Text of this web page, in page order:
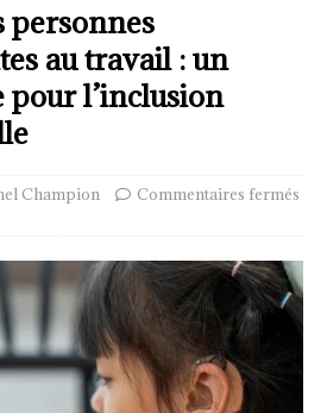
personnes
au travail : un
pour l’inclusion
Champion Commentaires fermés